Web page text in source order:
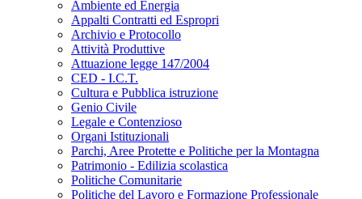
Ambiente ed Energia
Appalti Contratti ed Espropri
Archivio e Protocollo
Attività Produttive
Attuazione legge 147/2004
CED - I.C.T.
Cultura e Pubblica istruzione
Genio Civile
Legale e Contenzioso
Organi Istituzionali
Parchi, Aree Protette e Politiche per la Montagna
Patrimonio - Edilizia scolastica
Politiche Comunitarie
Politiche del Lavoro e Formazione Professionale